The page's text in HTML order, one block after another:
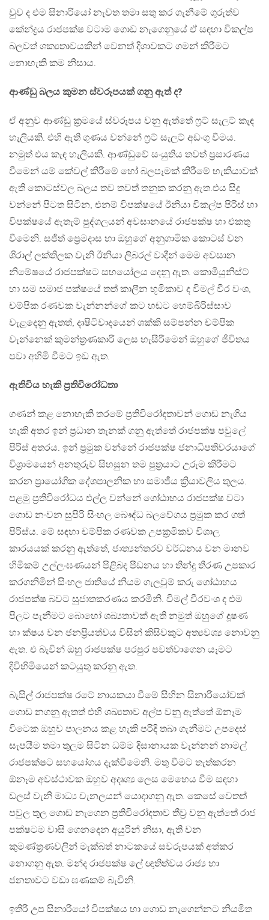
වුව ද එම සිනාරියෝ නැවත තමා සතු කර ගැනීමේ ගුරුත්ව
කේන්ද්‍රය රාජපක්ෂ වටාම ගොඩ නැගෙනුයේ ඒ සඳහා විකල්ප
බලවත් ශක්‍යතාවයකින් වෙනත් දිශාවකට ගමන් කිරීමට
නොහැකි කම නිසාය.
ආණ්ඩු බලය කුමන ස්වරූපයක් ගනු ඇත් ද?
ඒ අනුව ආණ්ඩු ක්‍රමයේ ස්වරූපය වනු ඇත්තේ ෆ්‍රට් සැලට් කැඳ
හැලියකි. එහි ඇති ගුණය වන්නේ ෆ්‍රට් සැලට් අඩංගු වීමය.
නමුත් එය කැඳ හැලියකි. ආණ්ඩුවේ සංයුතිය තවත් ප්‍රසාරණය
වීමෙන් යම් කේවල් කිරීමේ හෝ බලපෑමක් කිරීමේ හැකියාවක්
ඇති කොටස්වල බලය තව තවත් තනුක කරනු ඇත.එය සිදු
වන්නේ පිටත සිටින, එනම් විපක්ෂයේ ඊනියා විකල්ප පිරිස් හා
විපක්ෂයේ ඇතැම් පුද්ගලයන් අවසානයේ රාජපක්ෂ හා එකතු
වීමෙනි. සජිත් ප්‍රෙමදාස හා ඔහුගේ අනුගාමික කොටස් වන
ශිරාල් ලක්තිලක වැනි ඊනියා ලිබරල් වාදීන් මෙම අවසාන
නිමේෂයේ රාජපක්ෂට සහයෝලය දෙනු ඇත. කොමියුනිස්ට්
හා සම සමාජ පක්ෂයේ තත් කාලීන භූමිකාව ද විමල් වීර වංශ,
චම්පික රණවක වැන්නන්ගේ කට හඬට හෙම්බිරිස්සාව
වැළදෙනු ඇතත්, දෘෂිටිවාදයෙන් ශක්කි සම්පන්න චම්පික
වැන්නෙක් කුමන්ත්‍රණකාරී ලෙස හැසීරීමෙන් ඔහුගේ ජීවිතය
පවා අහිමි වීමට ඉඩ ඇත.
ඇතිවිය හැකි ප්‍රතිවිරෝධතා
ගණන් කළ නොහැකි තරමේ ප්‍රතිවිරෝදතාවන් ගොඩ නැගිය
හැකි අතර ඉන් ප්‍රධාන තැනක් ගනු ඇත්තේ රාජපක්ෂ පවුලේ
පිරිස් අතරය. ඉන් ප්‍රමුක වන්නේ රාජපක්ෂ ජනාධිපතිවරයාගේ
විශ්‍රාමයෙන් අනතුරුව සිහසුන තම පුත්‍රයාට උරුම කිරීමට
කරන ප්‍රායෝගික දේශපාලනික හා සමාජීය ක්‍රියාවලිය තුලය.
පළමු ප්‍රතිවිරෝධය එල්ල වන්නේ ගෝඨාභය රාජපක්ෂ වටා
ගොඩ නංවන සුපිරි සිංහල බෞද්ධ බලවේගය ප්‍රමුක කර ගත්
පිරිස්ය. මේ සඳහා චම්පික රණවක උපක්‍රමිකව විශාල
කාරයයක් කරනු ඇත්තේ, ජාත්‍යන්තරව වර්ධනය වන මානව
හිමිකම් උල්ලංඝණයන් පිළිබඳ පීඩනය හා තින්දු තීරණ උපකාර
කරගනිමින් සිංහල ජාතියේ නියම ගැලවුම් කරු ගෝඨාභය
රාජපක්ෂ බවට සුජාතකරණය කරමිනි. විමල් වීරවංශ ද එම
පිලට පැනීමට බොහෝ ශඛ්‍යතාවක් ඇති නමුත් ඔහුගේ දූෂණ
හා ක්ෂය වන ජනප්‍රියත්වය විසින් කිසිවකුට අත්‍යවශ්‍ය නොවනු
ඇත. එ බැවින් ඔහු රාජපක්ෂ පරපුර පවත්වාගෙන යෑමට
දිවිහිමියෙන් කටයුතු කරනු ඇත.
බැසිල් රාජපක්ෂ රටේ නායකයා වීමේ සිහින සිනාරියෝවක්
ගොඩ නගනු ඇතත් එහි ශඛ්‍යතාව අල්ප වනු ඇත්තේ ඕනෑම
විටෙක ඔහුව පාලනය කළ හැකි පරිදි තබා ගැනීමට උපදෙස්
සැපයීම තමා තුලම සිටින ධම්ම දිසානායක වැන්නන් නාමල්
රාජපක්ෂට සහයෝගය දැක්වීමෙනි. මතු වීමට තැත්කරන
ඕනෑම අවස්ථාවක ඔහුව අදෘශ්‍ය ලෙස මෙහෙය වීම සඳහා
ඩලස් වැනි මාධ්‍ය චැනලයන් යොදාගනු ඇත. කෙසේ වෙතත්
පවුල තුල ගොඩ නැගෙන ප්‍රතිවිරෝදතාව තීව්‍ර වනු ඇත්තේ රාජ
පක්ෂටම වාසි ගෙනදෙන අයුරින් නිසා, ඇති වන
කුමණ්ත්‍රණවලින් මැක්බත් නාටකයේ සවරුපයක් අත්කර
නොගනු ඇත. මන්ද රාජපක්ෂ ලේ ඥාතිත්වය රාජ්‍ය හා
ජනතාවට වඩා ඝණකම් බැවිනි.
ඉතිරි උප සිනාරියෝ විපක්ෂය හා ගොඩ නැගෙන්නට නියමිත